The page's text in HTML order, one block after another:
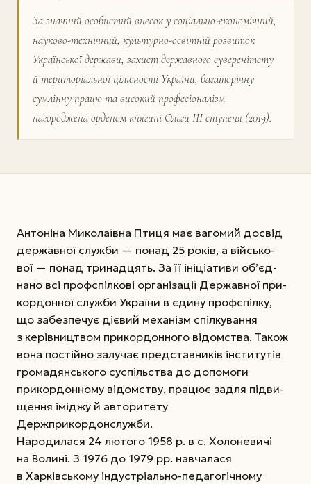
За значний особистий внесок у соціально-економічний,
науково-технічний, культурно-освітній розвиток
Української держави, захист державного суверенітету
й територіальної цілісності України, багаторічну
сумлінну працю та високий професіоналізм
нагороджена орденом княгині Ольги ІІІ ступеня (2019).
Антоніна Миколаївна Птиця має вагомий досвід
державної служби — понад 25 років, а вій­сько­
вої — понад тринадцять. За її ініціативи об’єд­
нано всі профспілкові організації Державної при­
кор­донної служби України в єдину профспілку,
що забезпечує дієвий механізм спілкування
з керів­ництвом прикордонного відомства. Також
вона постійно залучає представників інститутів
грома­дянського суспільства до допомоги
прикордонному відомству, працює задля підви­
щення іміджу й авторитету
Держприкордонслужби.
Народилася 24 лютого 1958 р. в с. Холоневичі
на Волині. З 1976 до 1979 рр. навчалася
в Харківському індустріально-педагогічному